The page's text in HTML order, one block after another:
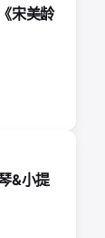
宋美龄
&小提